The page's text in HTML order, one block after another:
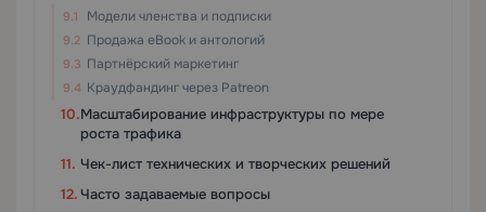
Модели членства и подписки
Продажа eBook и антологий
Партнёрский маркетинг
Краудфандинг через Patreon
Масштабирование инфраструктуры по мере
роста трафика
Чек-лист технических и творческих решений
Часто задаваемые вопросы